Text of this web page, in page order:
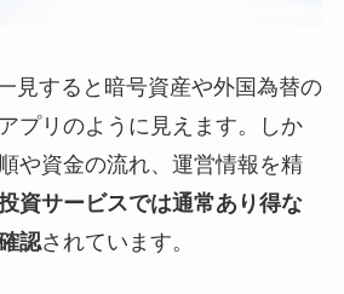
見すると暗号資産や外国為替の
プリのように見えます。しか
や資金の流れ、運営情報を精
資サービスでは通常あり得な
認されています。